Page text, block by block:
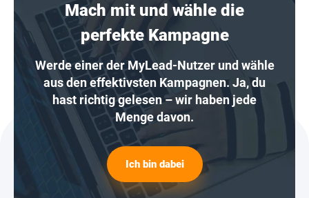
Mach mit und wähle die
perfekte Kampagne
Werde einer der MyLead-Nutzer und wähle
aus den effektivsten Kampagnen. Ja, du
hast richtig gelesen – wir haben jede
Menge davon.
Ich bin dabei